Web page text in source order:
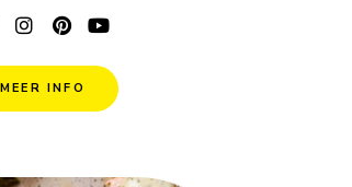
MEER INFO